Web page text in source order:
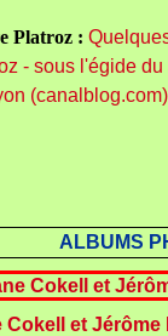
Platroz :
- sous l'égide
(canalblog.com)
ALBUMS
Cokell et Jérôme